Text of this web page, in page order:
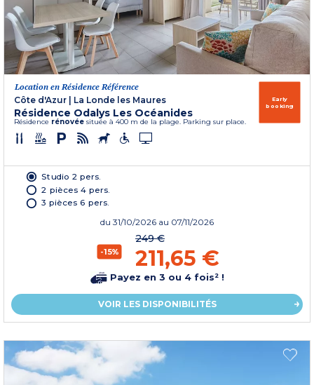
Location en Résidence Référence
Côte d'Azur
La Londe les Maures
Résidence Odalys Les Océanides
Résidence rénovée située à 400 m de la plage. Parking sur place.
Early
booking
Studio 2 pers.
2 pièces 4 pers.
3 pièces 6 pers.
du 31/10/2026 au 07/11/2026
-15%
249 €
211,65 €
Payez en 3 ou 4 fois² !
VOIR LES DISPONIBILITÉS